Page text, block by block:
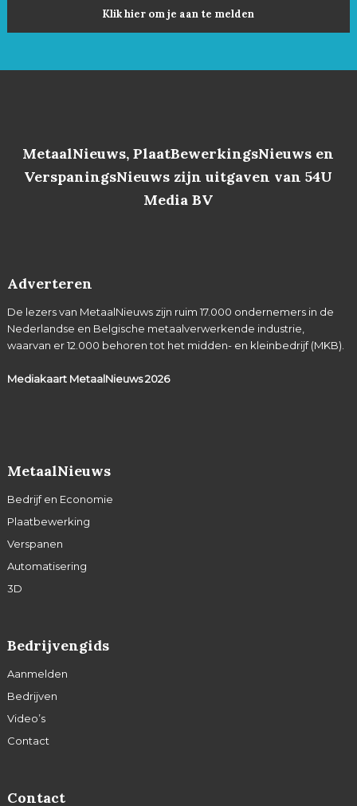
Klik hier om je aan te melden
MetaalNieuws, PlaatBewerkingsNieuws en
VerspaningsNieuws zijn uitgaven van 54U
Media BV
Adverteren
De lezers van MetaalNieuws zijn ruim 17.000 ondernemers in de
Nederlandse en Belgische metaalverwerkende industrie,
waarvan er 12.000 behoren tot het midden- en kleinbedrijf (MKB).
Mediakaart MetaalNieuws2026
MetaalNieuws
Bedrijf en Economie
Plaatbewerking
Verspanen
Automatisering
3D
Bedrijvengids
Aanmelden
Bedrijven
Video’s
Contact
Contact